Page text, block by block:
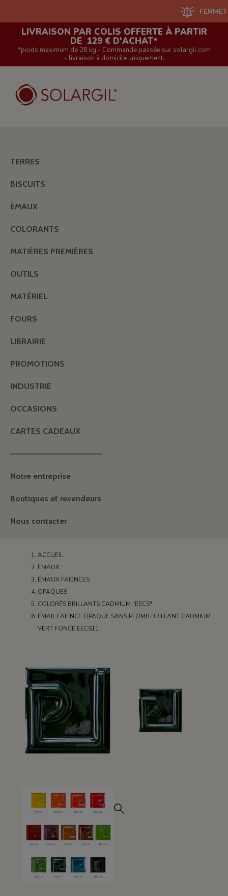
FERMETURE
LIVRAISON PAR COLIS OFFERTE À PARTIR
DE 129 € D'ACHAT*
*poids maximum de 28 kg - Commande passée sur solargil.com
- livraison à domicile uniquement.
TERRES
BISCUITS
ÉMAUX
COLORANTS
MATIÈRES PREMIÈRES
OUTILS
MATÉRIEL
FOURS
LIBRAIRIE
PROMOTIONS
INDUSTRIE
OCCASIONS
CARTES CADEAUX
———————————————
Notre entreprise
Boutiques et revendeurs
Nous contacter
ACCUEIL
ÉMAUX
ÉMAUX FAIËNCES
OPAQUES
COLORÉS BRILLANTS CADMIUM "EECS"
ÉMAIL FAÏENCE OPAQUE SANS PLOMB BRILLANT CADMIUM
VERT FONCÉ EECS11